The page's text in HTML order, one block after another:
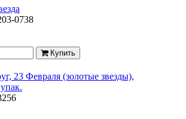
0738
Купить
23 Февраля (золотые звезды),